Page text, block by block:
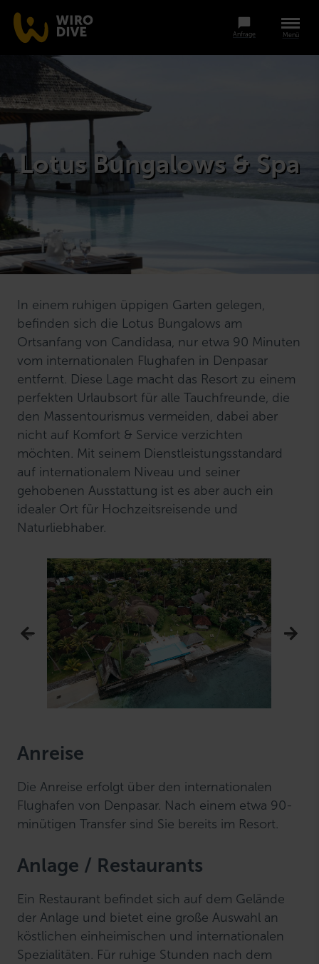
Menü
Anfrage
Lotus Bungalows & Spa
In einem ruhigen üppigen Garten gelegen,
befinden sich die Lotus Bungalows am
Ortsanfang von Candidasa, nur etwa 90 Minuten
vom internationalen Flughafen in Denpasar
entfernt. Diese Lage macht das Resort zu einem
perfekten Urlaubsort für alle Tauchfreunde, die
den Massentourismus vermeiden, dabei aber
nicht auf Komfort & Service verzichten
möchten. Mit seinem Dienstleistungsstandard
auf internationalem Niveau und seiner
gehobenen Ausstattung ist es aber auch ein
idealer Ort für Hochzeitsreisende und
Naturliebhaber.
Anreise
Die Anreise erfolgt über den internationalen
Flughafen von Denpasar. Nach einem etwa 90-
minütigen Transfer sind Sie bereits im Resort.
Anlage / Restaurants
Ein Restaurant befindet sich auf dem Gelände
der Anlage und bietet eine große Auswahl an
köstlichen einheimischen und internationalen
Spezialitäten. Für ruhige Stunden nach dem